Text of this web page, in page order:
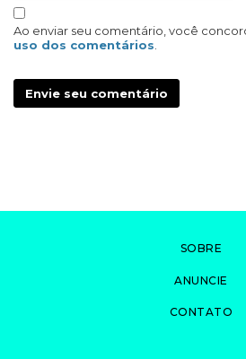
Ao enviar seu comentário, você
uso dos comentários.
Envie seu comentário
SOBRE
ANUNCIE
CONTATO